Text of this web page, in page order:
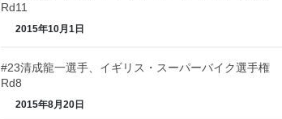
Rd11
2015年10月1日
#23清成龍一選手、イギリス・スーパーバイク選手権
Rd8
2015年8月20日